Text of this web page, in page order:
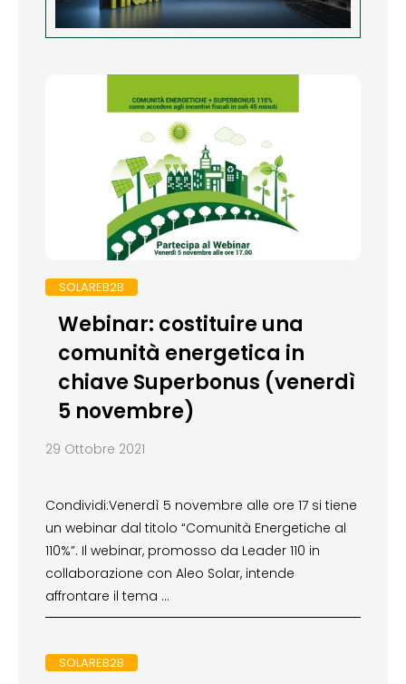
SOLAREB2B
Webinar: costituire una
comunità energetica in
chiave Superbonus (venerdì
5 novembre)
29 Ottobre 2021
Condividi:Venerdì 5 novembre alle ore 17 si tiene
un webinar dal titolo “Comunità Energetiche al
110%”. Il webinar, promosso da Leader 110 in
collaborazione con Aleo Solar, intende
affrontare il tema …
SOLAREB2B